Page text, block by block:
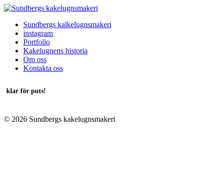
Sundbergs kalkelugnsmakeri
instagram
Portfolio
Kakelugnens historia
Om oss
Kontakta oss
klar för puts!
© 2026 Sundbergs kakelugnsmakeri